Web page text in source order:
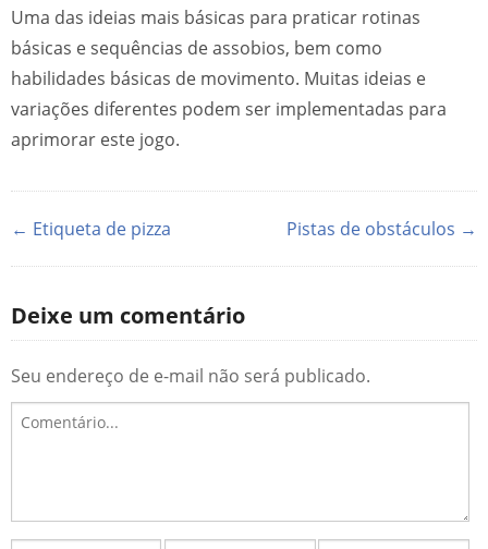
Uma das ideias mais básicas para praticar rotinas
básicas e sequências de assobios, bem como
habilidades básicas de movimento. Muitas ideias e
variações diferentes podem ser implementadas para
aprimorar este jogo.
← Etiqueta de pizza Pistas de obstáculos →
Deixe um comentário
Seu endereço de e-mail não será publicado.